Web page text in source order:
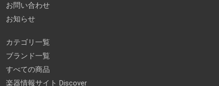
お問い合わせ
お知らせ
カテゴリ一覧
ブランド一覧
すべての商品
楽器情報サイト Discover